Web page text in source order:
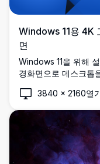
Windows 11용 4K
면
Windows 11을 위해
경화면으로 데스크톱
보여줍니다. 이 4K 배
을 더해주며, 세련된
디자인 애호가들에게
3840 × 2160열